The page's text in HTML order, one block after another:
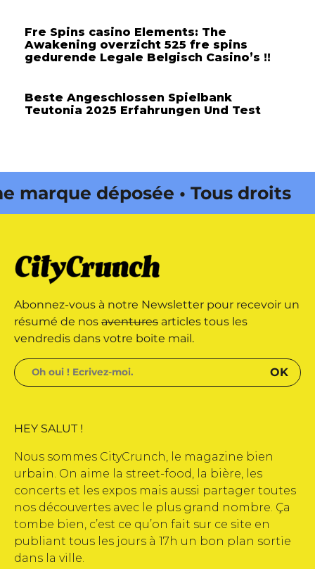
Fre Spins casino Elements: The
Awakening overzicht 525 fre spins
gedurende Legale Belgisch Casino’s !!
Beste Angeschlossen Spielbank
Teutonia 2025 Erfahrungen Und Test
déposée • Tous droits
déposée • Tous droits
par Buena Onda Web •
Abonnez-vous à notre Newsletter pour recevoir un
résumé de nos aventures articles tous les
vendredis dans votre boite mail.
HEY SALUT !
Nous sommes CityCrunch, le magazine bien
urbain. On aime la street-food, la bière, les
concerts et les expos mais aussi partager toutes
nos découvertes avec le plus grand nombre. Ça
tombe bien, c’est ce qu’on fait sur ce site en
publiant tous les jours à 17h un bon plan sortie
dans la ville.